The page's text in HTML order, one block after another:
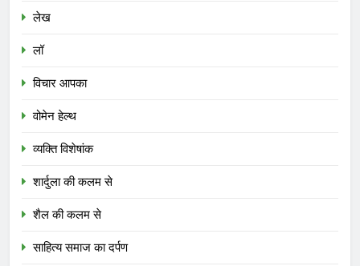
लेख
लॉ
विचार आपका
वोमेन हेल्थ
व्यक्ति विशेषांक
शार्दुला की कलम से
शैल की कलम से
साहित्य समाज का दर्पण